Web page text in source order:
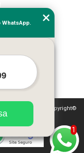
direitos autorais. Copyright©
1
WhatsApp.